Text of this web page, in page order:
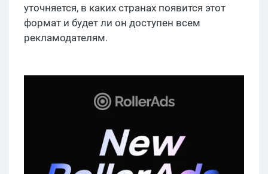
уточняется, в каких странах появится этот
формат и будет ли он доступен всем
рекламодателям.